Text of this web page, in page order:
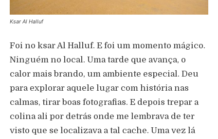
Ksar Al Halluf
Foi no ksar Al Halluf. E foi um momento mágico.
Ninguém no local. Uma tarde que avança, o
calor mais brando, um ambiente especial. Deu
para explorar aquele lugar com história nas
calmas, tirar boas fotografias. E depois trepar a
colina ali por detrás onde me lembrava de ter
visto que se localizava a tal cache. Uma vez lá